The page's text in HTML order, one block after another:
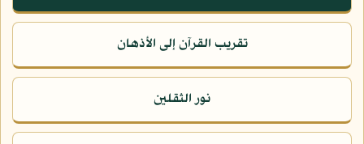
تقريب القرآن إلى الأذهان
نور الثقلين